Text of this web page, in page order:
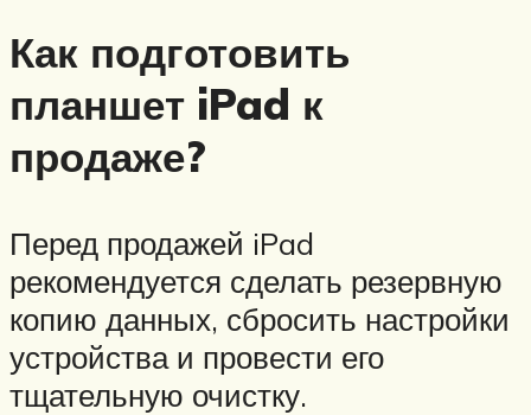
Как подготовить
планшет iPad к
продаже?
Перед продажей iPad
рекомендуется сделать резервную
копию данных, сбросить настройки
устройства и провести его
тщательную очистку.